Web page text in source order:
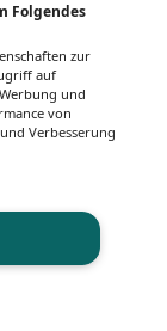
Folgendes
zur
auf
und
von
Verbesserung